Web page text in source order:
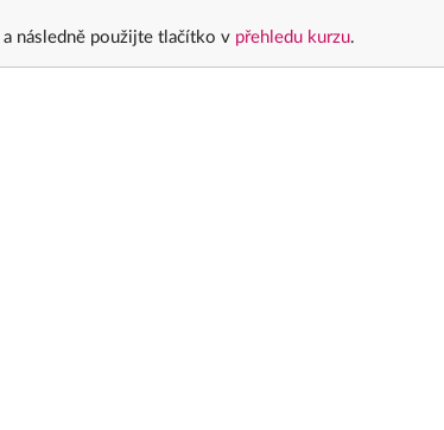
a následně použijte tlačítko v přehledu kurzu.